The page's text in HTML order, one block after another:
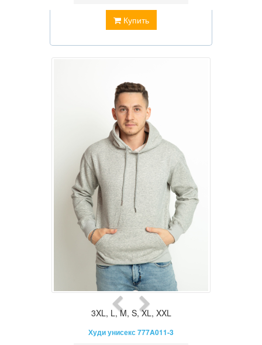
Купить
3XL, L,M, S,XL, XXL
Худи унисекс 777A011-3